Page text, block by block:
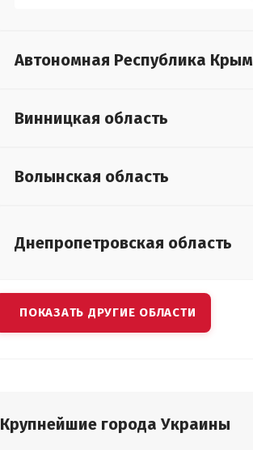
Автономная Республика Крым
Винницкая область
Волынская область
Днепропетровская область
ПОКАЗАТЬ ДРУГИЕ ОБЛАСТИ
Крупнейшие города Украины